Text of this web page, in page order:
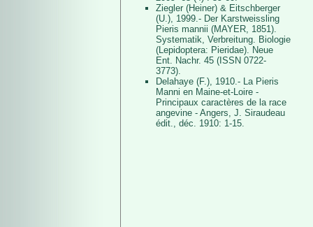
Ziegler (Heiner) & Eitschberger
(U.), 1999.- Der Karstweissling
Pieris mannii (MAYER, 1851).
Systematik, Verbreitung. Biologie
(Lepidoptera: Pieridae). Neue
Ent. Nachr. 45 (ISSN 0722-
3773).
Delahaye (F.), 1910.- La Pieris
Manni en Maine-et-Loire -
Principaux caractères de la race
angevine - Angers, J. Siraudeau
édit., déc. 1910: 1-15.